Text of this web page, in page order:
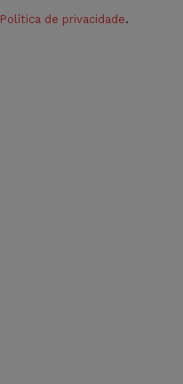
Política de privacidade.